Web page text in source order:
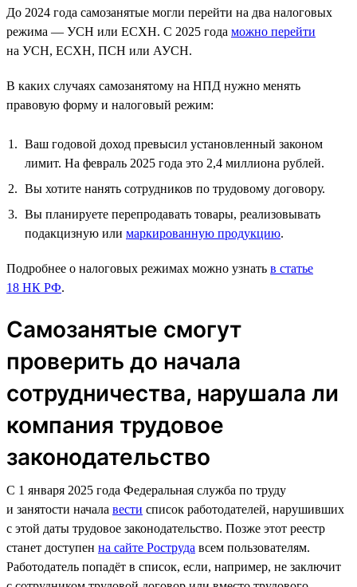
До 2024 года самозанятые могли перейти на два налоговых
режима — УСН или ЕСХН. С 2025 года можно перейти
на УСН, ЕСХН, ПСН или АУСН.
В каких случаях самозанятому на НПД нужно менять
правовую форму и налоговый режим:
Ваш годовой доход превысил установленный законом
лимит. На февраль 2025 года это 2,4 миллиона рублей.
Вы хотите нанять сотрудников по трудовому договору.
Вы планируете перепродавать товары, реализовывать
подакцизную или маркированную продукцию.
Подробнее о налоговых режимах можно узнать в статье
18 НК РФ.
Самозанятые смогут
проверить до начала
сотрудничества, нарушала ли
компания трудовое
законодательство
С 1 января 2025 года Федеральная служба по труду
и занятости начала вести список работодателей, нарушивших
с этой даты трудовое законодательство. Позже этот реестр
станет доступен на сайте Роструда всем пользователям.
Работодатель попадёт в список, если, например, не заключит